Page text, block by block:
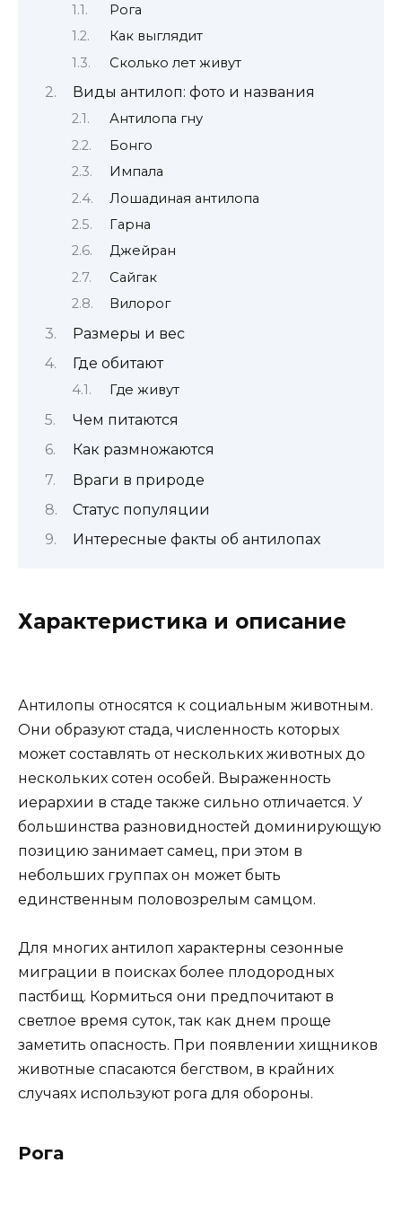
Рога
Как выглядит
Сколько лет живут
Виды антилоп: фото и названия
Антилопа гну
Бонго
Импала
Лошадиная антилопа
Гарна
Джейран
Сайгак
Вилорог
Размеры и вес
Где обитают
Где живут
Чем питаются
Как размножаются
Враги в природе
Статус популяции
Интересные факты об антилопах
Характеристика и описание
Антилопы относятся к социальным животным.
Они образуют стада, численность которых
может составлять от нескольких животных до
нескольких сотен особей. Выраженность
иерархии в стаде также сильно отличается. У
большинства разновидностей доминирующую
позицию занимает самец, при этом в
небольших группах он может быть
единственным половозрелым самцом.
Для многих антилоп характерны сезонные
миграции в поисках более плодородных
пастбищ. Кормиться они предпочитают в
светлое время суток, так как днем проще
заметить опасность. При появлении хищников
животные спасаются бегством, в крайних
случаях используют рога для обороны.
Рога